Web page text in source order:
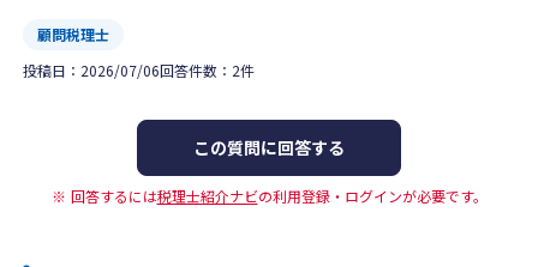
顧問税理士
投稿日： 2026/07/06回答件数： 2件
この質問に回答する
回答するには税理士紹介ナビの利用登録・ログインが必要です。